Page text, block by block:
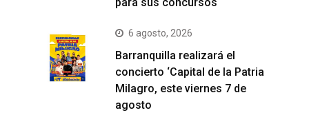
para sus concursos
6 agosto, 2026
Barranquilla realizará el
concierto ‘Capital de la Patria
Milagro, este viernes 7 de
agosto